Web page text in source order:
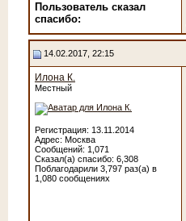
Пользователь сказал
cпасибо:
14.02.2017, 22:15
Илона К.
Местный
Регистрация: 13.11.2014
Адрес: Москва
Сообщений: 1,071
Сказал(а) спасибо: 6,308
Поблагодарили 3,797 раз(а) в
1,080 сообщениях